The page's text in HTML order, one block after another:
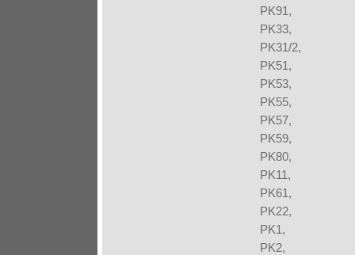
PK91,
PK33,
PK31/2,
PK51,
PK53,
PK55,
PK57,
PK59,
PK80,
PK11,
PK61,
PK22,
PK1,
PK2,